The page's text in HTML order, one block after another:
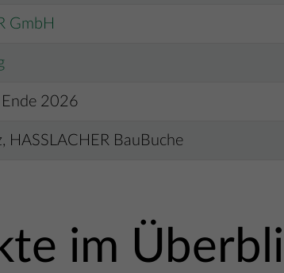
GmbH
Ende 2026
HASSLACHER BauBuche
im